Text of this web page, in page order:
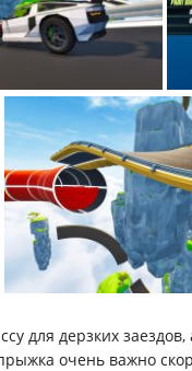
для дерзких
очень важно